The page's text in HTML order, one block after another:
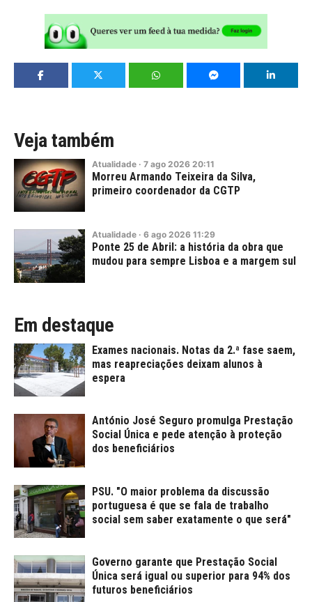
Veja também
Atualidade · 7 ago 2026 20:11
Morreu Armando Teixeira da Silva,
primeiro coordenador da CGTP
Atualidade · 6 ago 2026 11:29
Ponte 25 de Abril: a história da obra que
mudou para sempre Lisboa e a margem sul
Em destaque
Exames nacionais. Notas da 2.ª fase saem,
mas reapreciações deixam alunos à
espera
António José Seguro promulga Prestação
Social Única e pede atenção à proteção
dos beneficiários
PSU. "O maior problema da discussão
portuguesa é que se fala de trabalho
social sem saber exatamente o que será"
Governo garante que Prestação Social
Única será igual ou superior para 94% dos
futuros beneficiários